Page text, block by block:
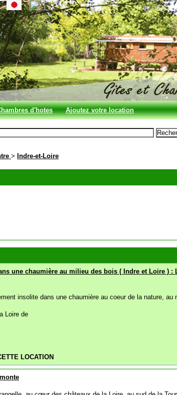
d'hotes
en France
Ajoutez votre location
> Indre-et-Loire
une chaumière au milieu des bois ( Indre et Loire ) :
insolite dans une chaumière au coeur de la nature, au
Loire de
LOCATION